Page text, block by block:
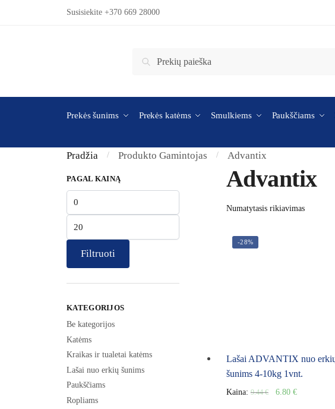
Skip to navigationSusisiekite +370 669 28000
Ieškoti:
Ieškoti
Prekės šunims Prekės katėms Smulkiems Paukščiams
Pradžia / Produkto Gamintojas / Advantix
Advantix
-28%
Lašai ADVANTIX nuo
šunims 4-10kg 1vnt.
Kaina: 9.44€ 6.80 €
PAGAL KAINĄ
Min kaina
Maks kaina
Filtruoti
KATEGORIJOS
Be kategorijos
Katėms
Kraikas ir tualetai katėms
Lašai nuo erkių šunims
Paukščiams
Ropliams